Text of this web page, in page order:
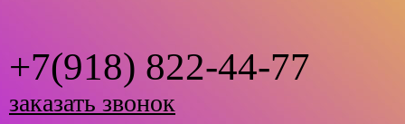
+7(918) 822-44-77
заказать звонок